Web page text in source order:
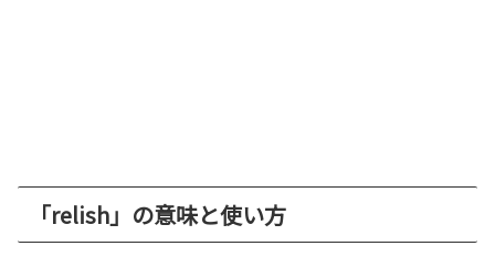
「relish」の意味と使い方